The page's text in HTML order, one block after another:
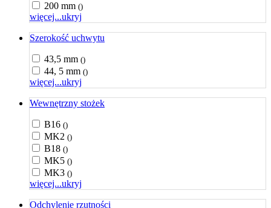
200 mm ()
więcej...ukryj
Szerokość uchwytu
43,5 mm ()
44, 5 mm ()
więcej...ukryj
Wewnętrzny stożek
B16 ()
MK2 ()
B18 ()
MK5 ()
MK3 ()
więcej...ukryj
Odchylenie rzutności